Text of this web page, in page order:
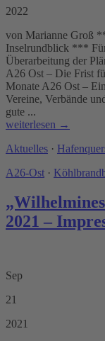
2022
von Marianne Groß
Inselrundblick ***
Überarbeitung der
A26 Ost – Die Frist
Monate A26 Ost –
Vereine, Verbände
gute ...
weiterlesen →
Aktuelles ·
A26-Ost ·
2021 –
Sep
21
2021